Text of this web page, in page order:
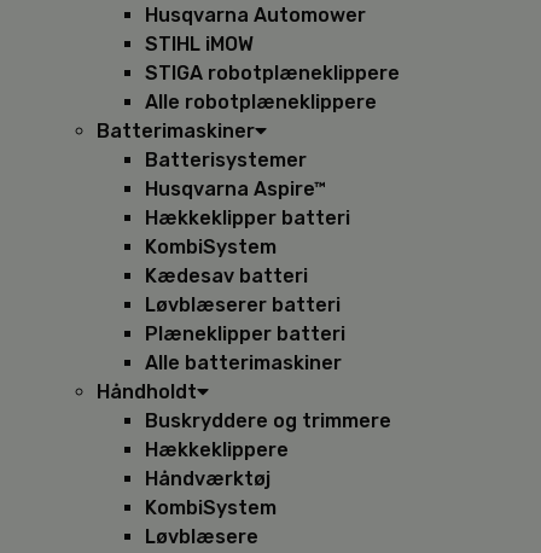
Husqvarna Automower
STIHL iMOW
STIGA robotplæneklippere
Alle robotplæneklippere
Batterimaskiner
Batterisystemer
Husqvarna Aspire™
Hækkeklipper batteri
KombiSystem
Kædesav batteri
Løvblæserer batteri
Plæneklipper batteri
Alle batterimaskiner
Håndholdt
Buskryddere og trimmere
Hækkeklippere
Håndværktøj
KombiSystem
Løvblæsere